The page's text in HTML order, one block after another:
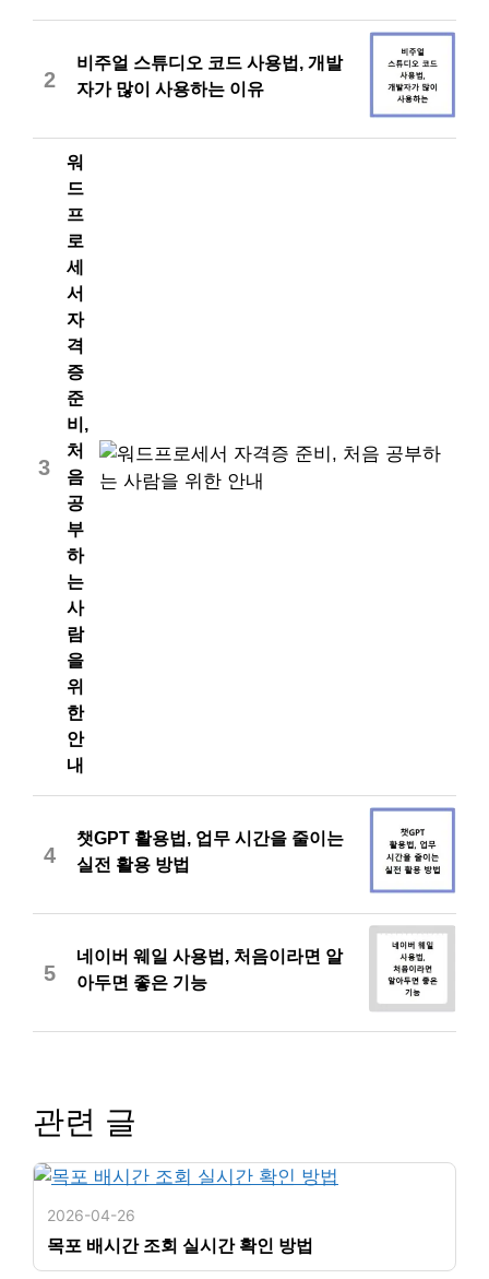
2
비주얼 스튜디오 코드 사용법, 개발
자가 많이 사용하는 이유
3
워
드
프
로
세
서
자
격
증
준
비,
처
음
공
부
하
는
사
람
을
위
한
안
내
4
챗GPT 활용법, 업무 시간을 줄이는
실전 활용 방법
5
네이버 웨일 사용법, 처음이라면 알
아두면 좋은 기능
관련 글
2026-04-26
목포 배시간 조회 실시간 확인 방법